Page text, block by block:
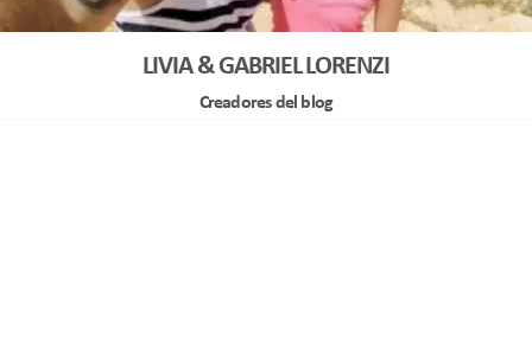
LIVIA & GABRIEL LORENZI
Creadores del blog